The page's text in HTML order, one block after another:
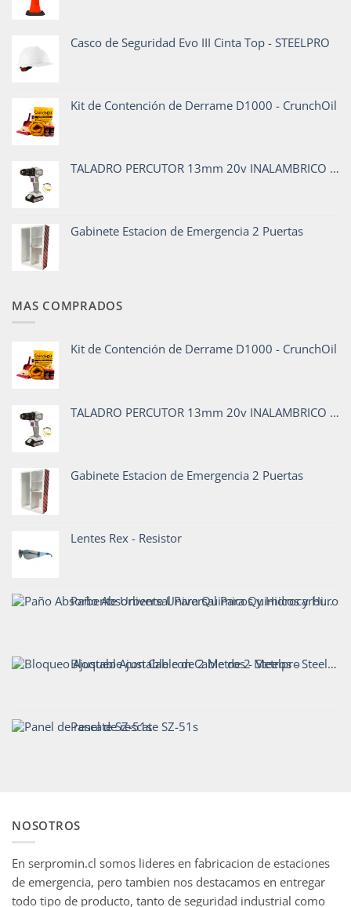
Casco de Seguridad Evo III Cinta Top - STEELPRO
Kit de Contención de Derrame D1000 - CrunchOil
TALADRO PERCUTOR 13mm 20v INALAMBRICO TP 913/20 C1
Gabinete Estacion de Emergencia 2 Puertas
MAS COMPRADOS
Kit de Contención de Derrame D1000 - CrunchOil
TALADRO PERCUTOR 13mm 20v INALAMBRICO TP 913/20 C1
Gabinete Estacion de Emergencia 2 Puertas
Lentes Rex - Resistor
Paño Absorbente Universal Para Quimicos y Hidrocarburos - Codigo911
Bloqueo Ajustable con Cable de 2 Metros - Steelpro
Panel de rescate SZ-51s
NOSOTROS
En serpromin.cl somos lideres en fabricacion de estaciones
de emergencia, pero tambien nos destacamos en entregar
todo tipo de producto, tanto de seguridad industrial como